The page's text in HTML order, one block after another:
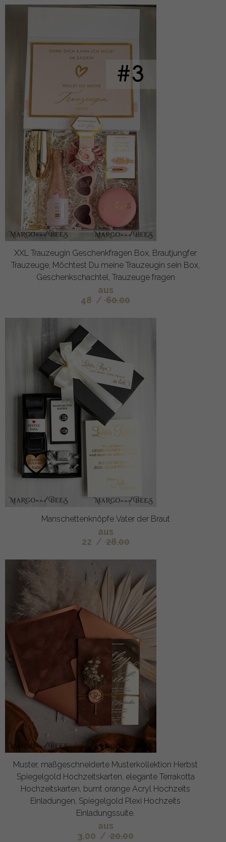
XXL Trauzeugin Geschenkfragen Box, Brautjungfer
Trauzeuge, Möchtest Du meine Trauzeugin sein Box,
Geschenkschachtel, Trauzeuge fragen
aus
48 / 60.00
Manschettenknöpfe Vater der Braut
aus
22 / 28.00
Muster, maßgeschneiderte Musterkollektion Herbst
Spiegelgold Hochzeitskarten, elegante Terrakotta
Hochzeitskarten, burnt orange Acryl Hochzeits
Einladungen, Spiegelgold Plexi Hochzeits
Einladungssuite.
aus
3.00 / 20.00